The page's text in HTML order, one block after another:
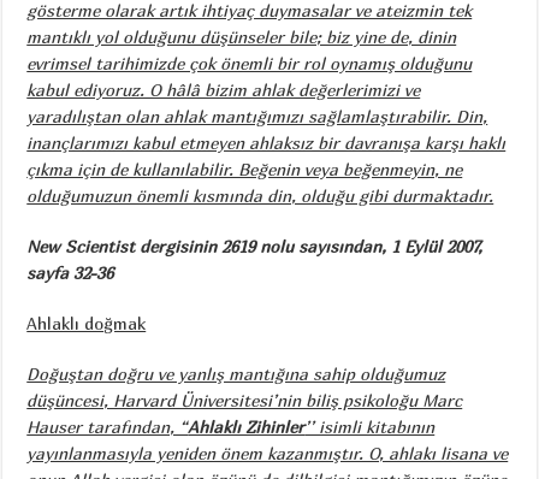
gösterme olarak artık ihtiyaç duymasalar ve ateizmin tek
mantıklı yol olduğunu düşünseler bile; biz yine de, dinin
evrimsel tarihimizde çok önemli bir rol oynamış olduğunu
kabul ediyoruz. O hâlâ bizim ahlak değerlerimizi ve
yaradılıştan olan ahlak mantığımızı sağlamlaştırabilir. Din,
inançlarımızı kabul etmeyen ahlaksız bir davranışa karşı haklı
çıkma için de kullanılabilir. Beğenin veya beğenmeyin, ne
olduğumuzun önemli kısmında din, olduğu gibi durmaktadır.
New Scientist dergisinin 2619 nolu sayısından, 1 Eylül 2007,
sayfa 32-36
Ahlaklı doğmak
Doğuştan doğru ve yanlış mantığına sahip olduğumuz
düşüncesi, Harvard Üniversitesi’nin biliş psikoloğu Marc
Hauser tarafından, “Ahlaklı Zihinler’’ isimli kitabının
yayınlanmasıyla yeniden önem kazanmıştır. O, ahlakı lisana ve